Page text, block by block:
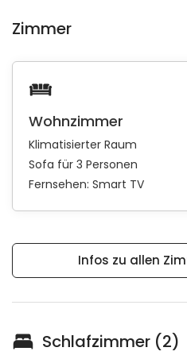
Zimmer
Wohnzimmer
Klimatisierter Raum
Sofa für 3 Personen
Fernsehen: Smart TV
Infos zu allen
Schlafzimmer (2)